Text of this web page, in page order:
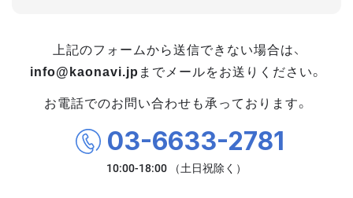
上記のフォームから送信できない場合は、
info@kaonavi.jp までメールをお送りください。
お電話でのお問い合わせも承っております。
03-6633-2781